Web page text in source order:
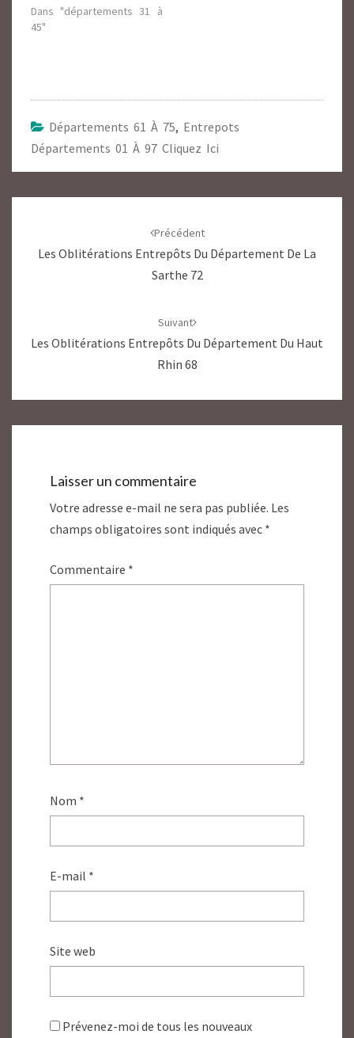
Dans "départements 31 à
45"
Départements 61 À 75, Entrepots
Départements 01 À 97 Cliquez Ici
Précédent
Les Oblitérations Entrepôts Du Département De La
Sarthe 72
Suivant
Les Oblitérations Entrepôts Du Département Du Haut
Rhin 68
Laisser un commentaire
Votre adresse e-mail ne sera pas publiée. Les
champs obligatoires sont indiqués avec *
Commentaire *
Nom *
E-mail *
Site web
Prévenez-moi de tous les nouveaux